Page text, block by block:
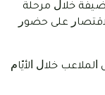
ﺧﻼﻝ ﻣﺮﺣﻠﺔ
ﻋﻠﻰ ﺣﻀﻮﺭ
ﺍﻟﻤﻼﻋﺐ ﺧﻼﻝ ﺍﻷﻳّﺎﻡ